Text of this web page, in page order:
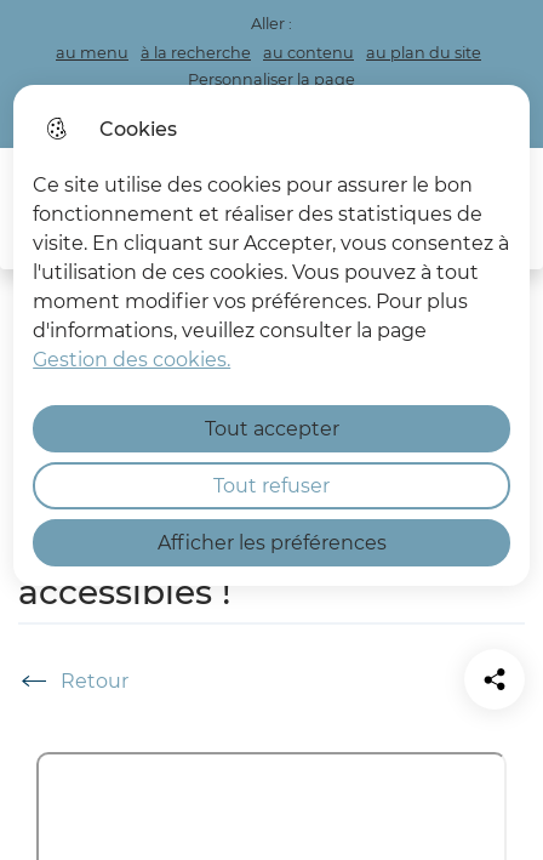
Cookies
Ce site utilise des cookies pour assurer le bon
fonctionnement et réaliser des statistiques de
visite. En cliquant sur Accepter, vous consentez à
l'utilisation de ces cookies. Vous pouvez à tout
moment modifier vos préférences. Pour plus
d'informations, veuillez consulter la page
Gestion des cookies.
Afficher les préférences
Tout accepter
Tout refuser
Aller :
au menu
à la recherche au contenu
au plan du site
Personnaliser la page
Les Deux Caps
Menu
Baisse d'audition ?
Malentendant ? Sourd ? Les
services du Conseil
départemental maintenant
accessibles !
Accueil